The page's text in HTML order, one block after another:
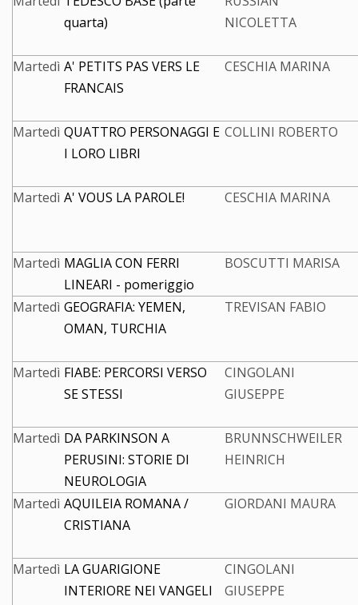
quarta)
NICOLETTA
Martedì A' PETITS PAS VERS LE
FRANCAIS
CESCHIA MARINA
Martedì QUATTRO PERSONAGGI E
I LORO LIBRI
COLLINI ROBERTO
Martedì A' VOUS LA PAROLE! CESCHIA MARINA
Martedì MAGLIA CON FERRI
LINEARI - pomeriggio
BOSCUTTI MARISA
Martedì GEOGRAFIA: YEMEN,
OMAN, TURCHIA
TREVISAN FABIO
Martedì FIABE: PERCORSI VERSO
SE STESSI
CINGOLANI
GIUSEPPE
Martedì DA PARKINSON A
PERUSINI: STORIE DI
NEUROLOGIA
BRUNNSCHWEILER
HEINRICH
Martedì AQUILEIA ROMANA /
CRISTIANA
GIORDANI MAURA
Martedì LA GUARIGIONE
INTERIORE NEI VANGELI
CINGOLANI
GIUSEPPE